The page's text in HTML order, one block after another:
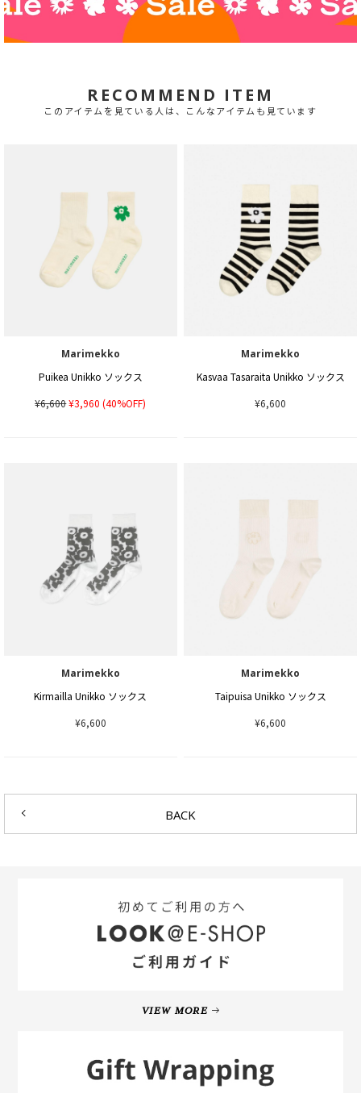
RECOMMEND ITEM
このアイテムを見ている人は、こんなアイテムも見ています
Marimekko
Puikea Unikko ソックス
¥6,600¥3,960 (40%OFF)
Marimekko
Kasvaa Tasaraita Unikko ソックス
¥6,600
Marimekko
Kirmailla Unikko ソックス
¥6,600
Marimekko
Taipuisa Unikko ソックス
¥6,600
BACK
VIEW MORE